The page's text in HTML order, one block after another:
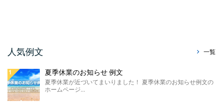
する販売休止のお知らせテンプレートのご紹
介です。 こちらに ...
人気例文 一覧
夏季休業のお知らせ 例文
夏季休業が近づいてまいりました！ 夏季休業のお知らせ例文の
ホームページ...